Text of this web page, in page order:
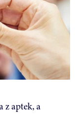
z aptek, a